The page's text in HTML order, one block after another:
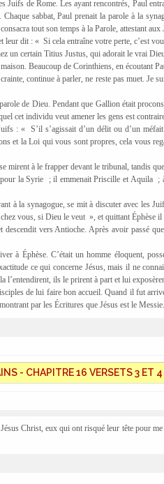
Juifs de Rome. Les ayant rencontrés, Paul
sabbat, Paul prenait la parole à la
tout son temps à la Parole, attestant aux
leur dit : « Si cela entraîne votre perte, c’est
un certain Titius Justus, qui adorait le vrai
Beaucoup de Corinthiens, en écoutant
continue à parler, ne reste pas muet. Je
de Dieu. Pendant que Gallion était
cet individu veut amener les gens est
: « S’il s’agissait d’un délit ou d’un
et la Loi qui vous sont propres, cela vous
mirent à le frapper devant le tribunal, tandis
la Syrie
; il emmenait Priscille et Aquila ;
à la synagogue, se mit à discuter avec les
vous, si Dieu le veut », et quittant Éphèse il
vers Antioche. Après avoir passé
à Éphèse. C’était un homme éloquent,
ce qui concerne Jésus, mais il ne
l’entendirent, ils le prirent à part et lui
de lui faire bon accueil. Quand il fut
par les Écritures que Jésus est le Messie.
- CHAPITRE 16 VERSETS 3 ET 4
Christ, eux qui ont risqué leur tête pour